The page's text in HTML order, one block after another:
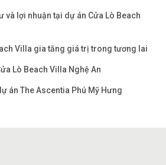
và lợi nhuận tại dự án Cửa Lò Beach
Villa gia tăng giá trị trong tương lai
Lò Beach Villa Nghệ An
án The Ascentia Phú Mỹ Hưng